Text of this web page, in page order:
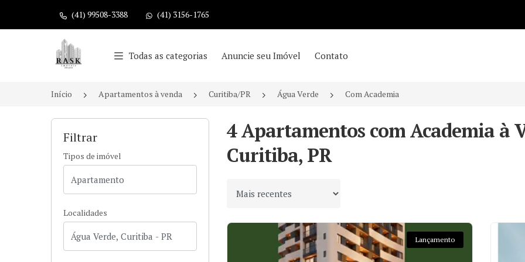
(41) 99508-3388 (41) 3156-1765
Página inicial
Todas as categorias Anuncie seu Imóvel Contato
Início Apartamentos à venda Curitiba/PR Água Verde Com Academia
Filtrar
Tipos de imóvel
Localidades
4 Apartamentos com Academia à
Curitiba, PR
Ordenar por
Lançamento